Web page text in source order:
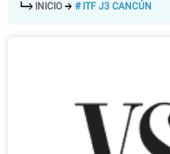
INICIO # ITF J3 CANCÚN